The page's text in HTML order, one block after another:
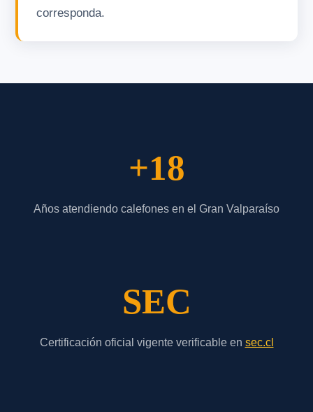
corresponda.
+18
Años atendiendo calefones en el Gran Valparaíso
SEC
Certificación oficial vigente verificable en sec.cl